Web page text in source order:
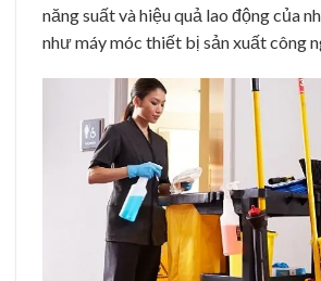
năng suất và hiệu quả lao động của
như máy móc thiết bị sản xuất công